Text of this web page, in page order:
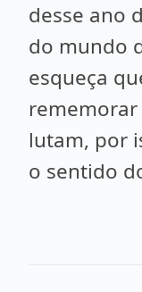
desse ano
do mundo
esqueça
lutam, por
o sentido